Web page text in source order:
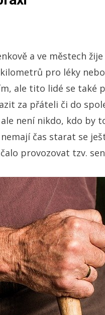
a ve městech
pro léky
ale tito lidé se také
za přáteli či do
není nikdo, kdo by
čas starat se
provozovat tzv.